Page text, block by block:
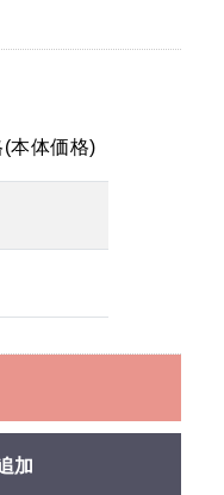
本体価格)
加